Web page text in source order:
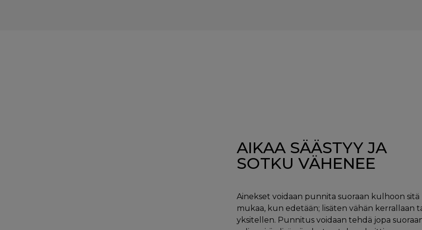
AIKAA SÄÄSTYY JA
SOTKU VÄHENEE
Ainekset voidaan punnita suoraan kulhoon sitä
mukaa, kun edetään; lisäten vähän kerrallaan
yksitellen. Punnitus voidaan tehdä jopa